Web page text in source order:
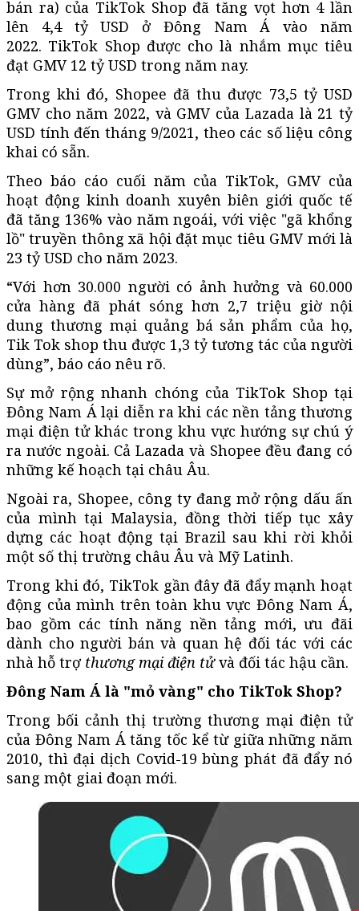
bán ra) của TikTok Shop đã tăng vọt hơn 4 lần
lên 4,4 tỷ USD ở Đông Nam Á vào năm
2022. TikTok Shop được cho là nhắm mục tiêu
đạt GMV 12 tỷ USD trong năm nay.
Trong khi đó, Shopee đã thu được 73,5 tỷ USD
GMV cho năm 2022, và GMV của Lazada là 21 tỷ
USD tính đến tháng 9/2021, theo các số liệu công
khai có sẵn.
Theo báo cáo cuối năm của TikTok, GMV của
hoạt động kinh doanh xuyên biên giới quốc tế
đã tăng 136% vào năm ngoái, với việc "gã khổng
lồ" truyền thông xã hội đặt mục tiêu GMV mới là
23 tỷ USD cho năm 2023.
“Với hơn 30.000 người có ảnh hưởng và 60.000
cửa hàng đã phát sóng hơn 2,7 triệu giờ nội
dung thương mại quảng bá sản phẩm của họ,
Tik Tok shop thu được 1,3 tỷ tương tác của người
dùng”, báo cáo nêu rõ.
Sự mở rộng nhanh chóng của TikTok Shop tại
Đông Nam Á lại diễn ra khi các nền tảng thương
mại điện tử khác trong khu vực hướng sự chú ý
ra nước ngoài. Cả Lazada và Shopee đều đang có
những kế hoạch tại châu Âu.
Ngoài ra, Shopee, công ty đang mở rộng dấu ấn
của mình tại Malaysia, đồng thời tiếp tục xây
dựng các hoạt động tại Brazil sau khi rời khỏi
một số thị trường châu Âu và Mỹ Latinh.
Trong khi đó, TikTok gần đây đã đẩy mạnh hoạt
động của mình trên toàn khu vực Đông Nam Á,
bao gồm các tính năng nền tảng mới, ưu đãi
dành cho người bán và quan hệ đối tác với các
nhà hỗ trợ thương mại điện tửvà đối tác hậu cần.
Đông Nam Á là "mỏ vàng" cho TikTok Shop?
Trong bối cảnh thị trường thương mại điện tử
của Đông Nam Á tăng tốc kể từ giữa những năm
2010, thì đại dịch Covid-19 bùng phát đã đẩy nó
sang một giai đoạn mới.